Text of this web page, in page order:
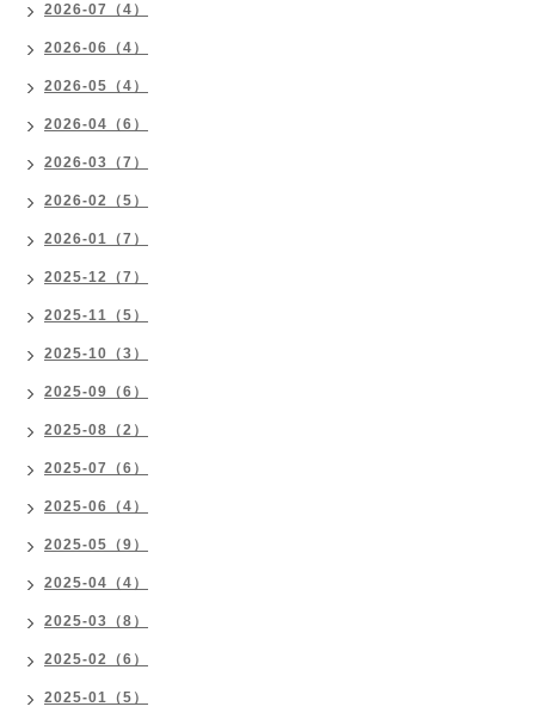
2026-07（4）
2026-06（4）
2026-05（4）
2026-04（6）
2026-03（7）
2026-02（5）
2026-01（7）
2025-12（7）
2025-11（5）
2025-10（3）
2025-09（6）
2025-08（2）
2025-07（6）
2025-06（4）
2025-05（9）
2025-04（4）
2025-03（8）
2025-02（6）
2025-01（5）